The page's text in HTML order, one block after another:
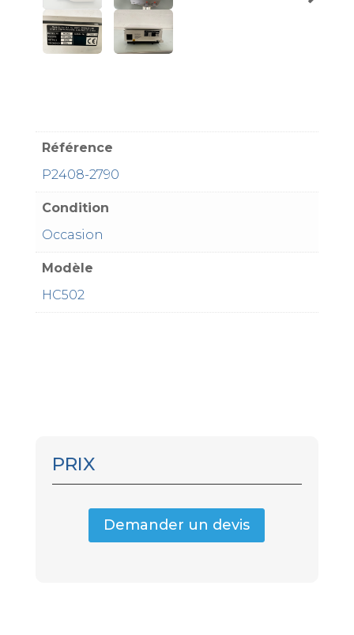
Référence
P2408-2790
Condition
Occasion
Modèle
HC502
PRIX
Demander un devis